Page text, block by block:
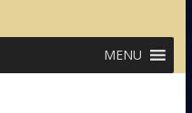
MENU